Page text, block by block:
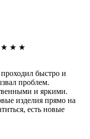
★ ★ ★
быстро и
проблем.
и яркими.
изделия прямо на
есть новые